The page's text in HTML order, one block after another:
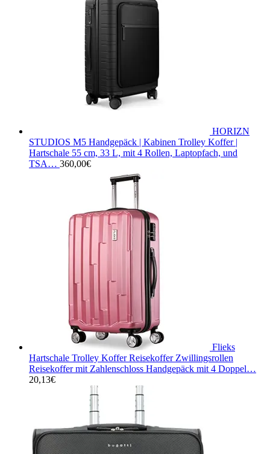
HORIZN
STUDIOS M5 Handgepäck | Kabinen Trolley Koffer |
Hartschale 55 cm, 33 L, mit 4 Rollen, Laptopfach, und
TSA… 360,00€
Flieks
Hartschale Trolley Koffer Reisekoffer Zwillingsrollen
Reisekoffer mit Zahlenschloss Handgepäck mit 4 Doppel…
20,13€